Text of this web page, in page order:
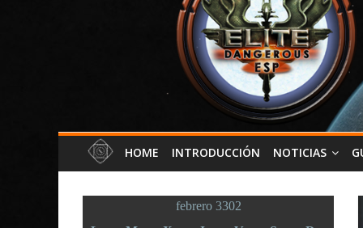
HOME INTRODUCCIÓN NOTICIAS
febrero 3302